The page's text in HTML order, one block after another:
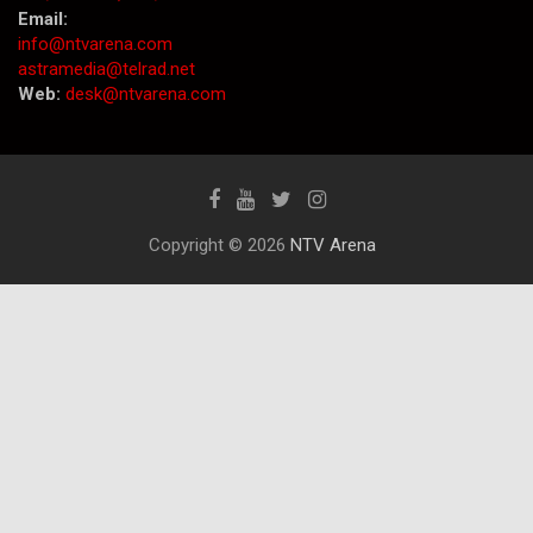
Email:
info@ntvarena.com
astramedia@telrad.net
Web: desk@ntvarena.com
Copyright © 2026 NTV Arena